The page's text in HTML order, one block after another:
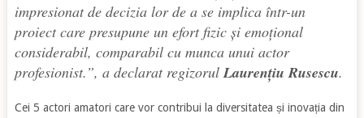
impresionat de decizia lor de a se implica într-un
proiect care presupune un efort fizic și emoțional
considerabil, comparabil cu munca unui actor
profesionist.”, a declarat regizorulLaurențiu Rusescu.
Cei 5 actori amatori care vor contribui la diversitatea și inovația din